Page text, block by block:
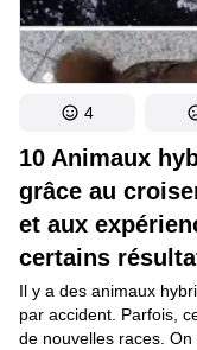
10 Animaux
grâce au
et aux
certains
Il y a des animaux
par accident. Parfois,
de nouvelles races.
4